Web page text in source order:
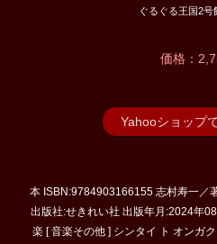
ぐるぐる王国2号
価格：
Yahooショップ
本 ISBN:9784903166155 志村寿一／
出版社:せきれい社 出版年月:2024年
楽 [ 音楽その他 ] シンタイ ト オンガ